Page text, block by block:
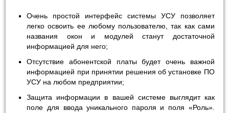
Очень простой интерфейс системы УСУ позволяет
легко освоить ее любому пользователю, так как сами
названия окон и модулей станут достаточной
информацией для него;
Отсутствие абонентской платы будет очень важной
информацией при принятии решения об установке ПО
УСУ на любом предприятии;
Защита информации в вашей системе выглядит как
поле для ввода уникального пароля и поля «Роль».